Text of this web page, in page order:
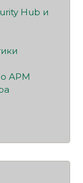
Hub и
АРМ